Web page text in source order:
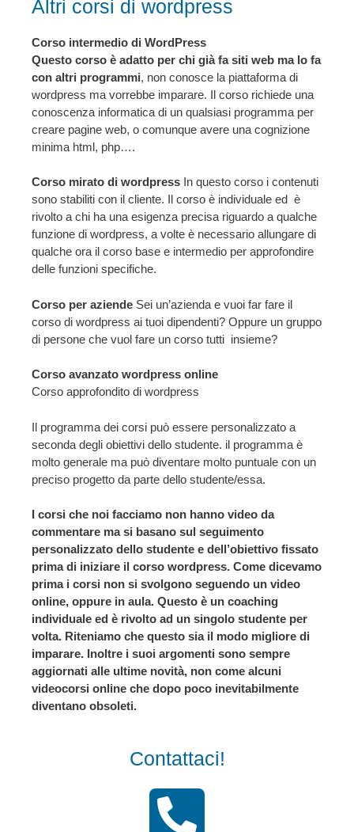
Altri corsi di wordpress
Corso intermedio di WordPress
Questo corso è adatto per chi già fa siti web ma lo fa
con altri programmi, non conosce la piattaforma di
wordpress ma vorrebbe imparare. Il corso richiede una
conoscenza informatica di un qualsiasi programma per
creare pagine web, o comunque avere una cognizione
minima html, php….
Corso mirato di wordpress In questo corso i contenuti
sono stabiliti con il cliente. Il corso è individuale ed è
rivolto a chi ha una esigenza precisa riguardo a qualche
funzione di wordpress, a volte è necessario allungare di
qualche ora il corso base e intermedio per approfondire
delle funzioni specifiche.
Corso per aziende Sei un’azienda e vuoi far fare il
corso di wordpress ai tuoi dipendenti? Oppure un gruppo
di persone che vuol fare un corso tutti insieme?
Corso avanzato wordpress online
Corso approfondito di wordpress
Il programma dei corsi può essere personalizzato a
seconda degli obiettivi dello studente. il programma è
molto generale ma può diventare molto puntuale con un
preciso progetto da parte dello studente/essa.
I corsi che noi facciamo non hanno video da
commentare ma si basano sul seguimento
personalizzato dello studente e dell’obiettivo fissato
prima di iniziare il corso wordpress. Come dicevamo
prima i corsi non si svolgono seguendo un video
online, oppure in aula. Questo è un coaching
individuale ed è rivolto ad un singolo studente per
volta. Riteniamo che questo sia il modo migliore di
imparare. Inoltre i suoi argomenti sono sempre
aggiornati alle ultime novità, non come alcuni
videocorsi online che dopo poco inevitabilmente
diventano obsoleti.
Contattaci!